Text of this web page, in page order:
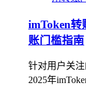
imToken转
账门槛指南
针对用户关
2025年